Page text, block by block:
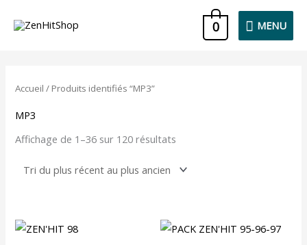
MENU
MENU
0
Accueil / Produits identifiés “MP3”
MP3
Affichage de 1–36 sur 120 résultats